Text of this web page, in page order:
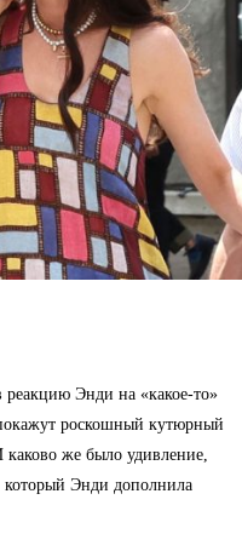
реакцию Энди на «какое-то»
роскошный кутюрный
же было удивление,
который Энди дополнила